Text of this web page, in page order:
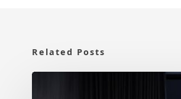
Related Posts